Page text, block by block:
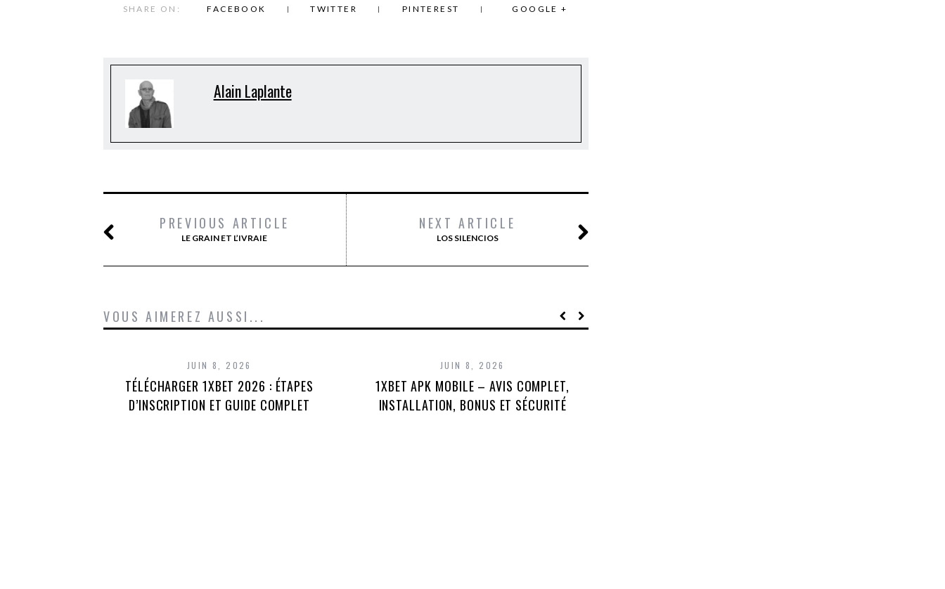
SHARE ON: FACEBOOK TWITTER PINTEREST GOOGLE +
Alain Laplante
PREVIOUS ARTICLE
LE GRAIN ET L’IVRAIE
NEXT ARTICLE
LOS SILENCIOS
VOUS AIMEREZ AUSSI...
JUIN 8, 2026
TÉLÉCHARGER 1XBET 2026 : ÉTAPES
D’INSCRIPTION ET GUIDE COMPLET
JUIN 8, 2026
1XBET APK MOBILE – AVIS COMPLET,
INSTALLATION, BONUS ET SÉCURITÉ